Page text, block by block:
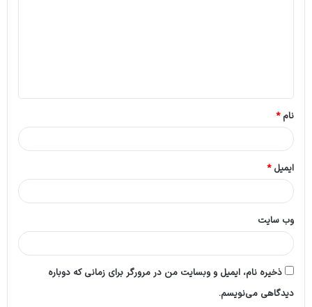
*
نام*
ایمیل*
وب‌ سایت
ذخیره نام، ایمیل و وبسایت من در مرورگر برای زمانی که دوباره
دیدگاهی می‌نویسم.